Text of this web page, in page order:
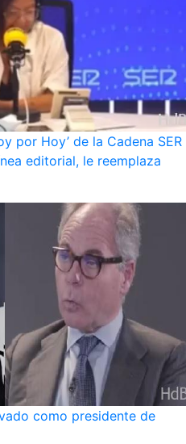
por Hoy’ de la Cadena SER
editorial, le reemplaza
como presidente de